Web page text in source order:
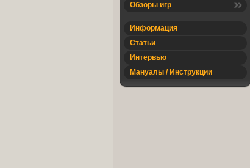
Обзоры игр
Информация
Статьи
Интервью
Мануалы / Инструкции